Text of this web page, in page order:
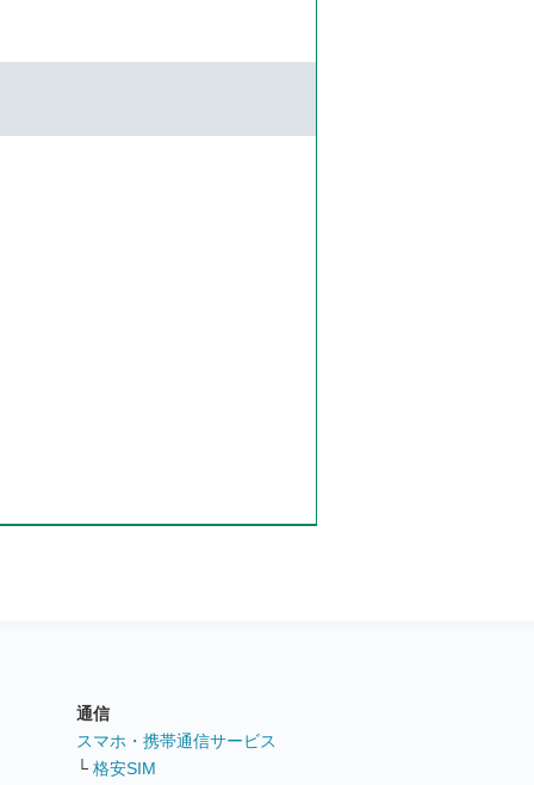
通信
スマホ・携帯通信サービス
└ 格安SIM